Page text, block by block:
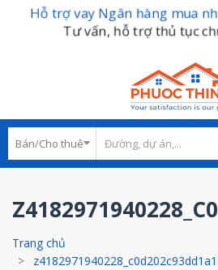
Hỗ trợ vay Ngân hàng mua
Tư vấn, hỗ trợ thủ tục
Trang chủ